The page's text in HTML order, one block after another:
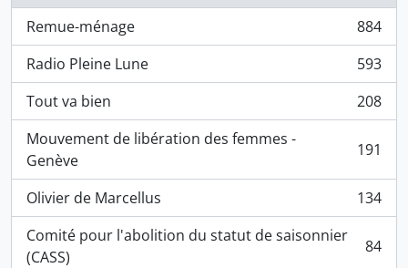
Remue-ménage
, 884 résultats
884
Radio Pleine Lune
, 593 résultats
593
Tout va bien
, 208 résultats
208
Mouvement de libération des femmes -
Genève
, 191 résultats 191
Olivier de Marcellus
, 134 résultats
134
Comité pour l'abolition du statut de saisonnier
(CASS)
, 84 résultats 84